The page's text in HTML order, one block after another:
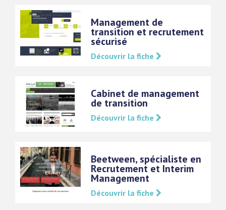
Management de
transition et recrutement
sécurisé
Découvrir la fiche
Cabinet de management
de transition
Découvrir la fiche
Beetween, spécialiste en
Recrutement et Interim
Management
Découvrir la fiche